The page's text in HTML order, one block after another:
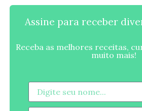
Assine para receber
Receba as melhores receitas,
muito mais!